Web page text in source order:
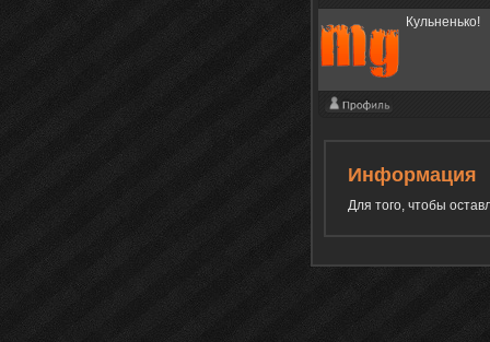
Кульненько!
Информация
Для того, чтобы